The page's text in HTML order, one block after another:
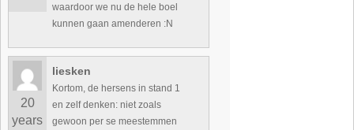
waardoor we nu de hele boel
kunnen gaan amenderen :N
20
years
liesken
Kortom, de hersens in stand 1
en zelf denken: niet zoals
gewoon per se meestemmen